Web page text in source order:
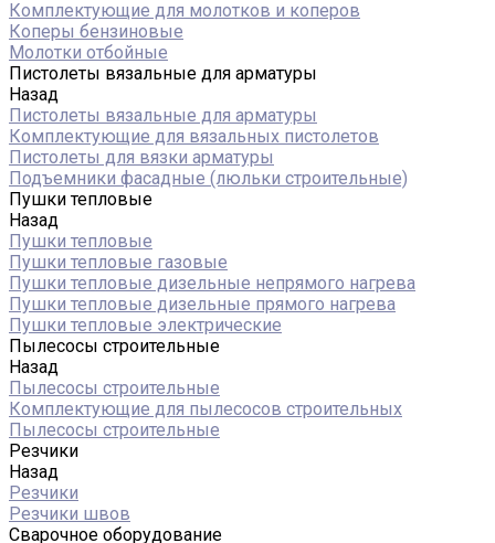
Комплектующие для молотков и коперов
Коперы бензиновые
Молотки отбойные
Пистолеты вязальные для арматуры
Назад
Пистолеты вязальные для арматуры
Комплектующие для вязальных пистолетов
Пистолеты для вязки арматуры
Подъемники фасадные (люльки строительные)
Пушки тепловые
Назад
Пушки тепловые
Пушки тепловые газовые
Пушки тепловые дизельные непрямого нагрева
Пушки тепловые дизельные прямого нагрева
Пушки тепловые электрические
Пылесосы строительные
Назад
Пылесосы строительные
Комплектующие для пылесосов строительных
Пылесосы строительные
Резчики
Назад
Резчики
Резчики швов
Сварочное оборудование